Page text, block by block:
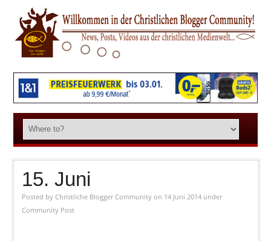
15. Juni
Posted by Christliche Blogger Community on 14 Juni 2014 under
Community Post